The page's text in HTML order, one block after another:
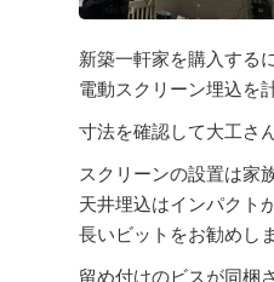
新築一軒家を購入する
電動スクリーン埋込を
寸法を確認して大工さ
スクリーンの設置は家
天井埋込はインパクト
長いビットをお勧めしま
留め付けのビスが同梱